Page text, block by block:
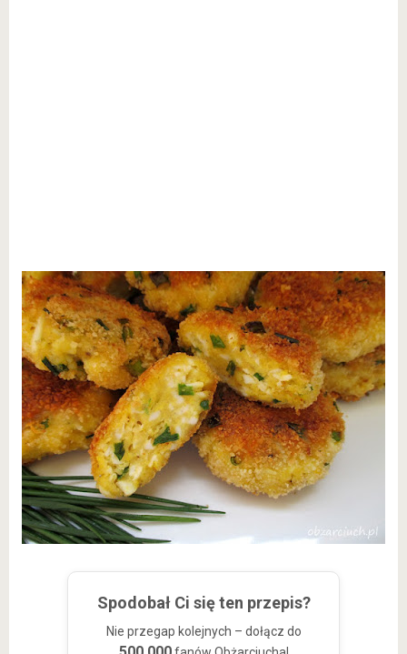
Spodobał Ci się ten przepis?
Nie przegap kolejnych – dołącz do